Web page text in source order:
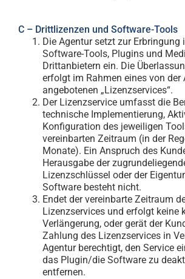
C – Drittlizenzen und Software-Tools
Die Agentur setzt zur Erbringung
Software-Tools, Plugins und
Drittanbietern ein. Die
erfolgt im Rahmen eines von der
angebotenen „Lizenzservices“.
Der Lizenzservice umfasst die
technische Implementierung,
Konfiguration des jeweiligen
vereinbarten Zeitraum (in der
Monate). Ein Anspruch des
Herausgabe der
Lizenzschlüssel oder der
Software besteht nicht.
Endet der vereinbarte Zeitraum
Lizenzservices und erfolgt keine
Verlängerung, oder gerät der
Zahlung des Lizenzservices in
Agentur berechtigt, den Service
das Plugin/die Software zu
entfernen.